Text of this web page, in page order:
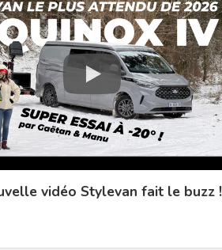
vidéo Stylevan fait le buzz !